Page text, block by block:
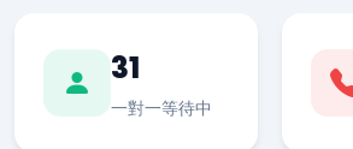
31
一對一等待中